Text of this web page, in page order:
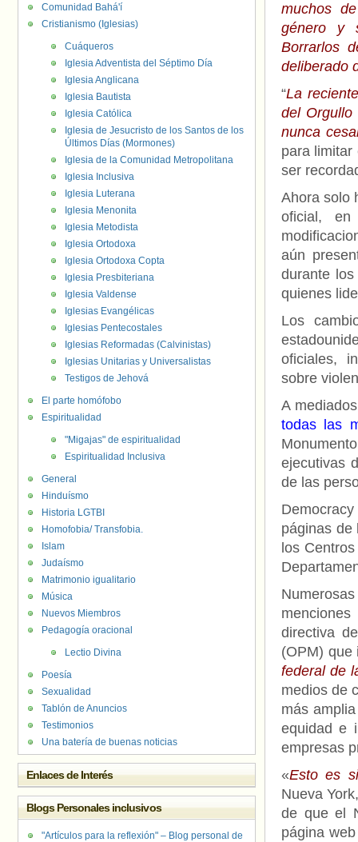
muchos
género y
Borrarlos
deliberado
“La
del Orgullo
nunca
para limitar
ser
Ahora solo
oficial,
aún
durante
quienes
Los
oficiales,
sobre
A
todas las
ejecutivas
de las
páginas de
los
directiva
(OPM) que
federal de
medios de
más
equidad e
empresas
«Esto es
Nueva
de que el
página
Comunidad Bahá'í
Cristianismo (Iglesias)
Cuáqueros
Iglesia Adventista del Séptimo Día
Iglesia Anglicana
Iglesia Bautista
Iglesia Católica
Iglesia de Jesucristo de los Santos de los
Últimos Días (Mormones)
Iglesia de la Comunidad Metropolitana
Iglesia Inclusiva
Iglesia Luterana
Iglesia Menonita
Iglesia Metodista
Iglesia Ortodoxa
Iglesia Ortodoxa Copta
Iglesia Presbiteriana
Iglesia Valdense
Iglesias Evangélicas
Iglesias Pentecostales
Iglesias Reformadas (Calvinistas)
Iglesias Unitarias y Universalistas
Testigos de Jehová
El parte homófobo
Espiritualidad
"Migajas" de espiritualidad
Espiritualidad Inclusiva
General
Hinduísmo
Historia LGTBI
Homofobia/ Transfobia.
Islam
Judaísmo
Matrimonio igualitario
Música
Nuevos Miembros
Pedagogía oracional
Lectio Divina
Poesía
Sexualidad
Tablón de Anuncios
Testimonios
Una batería de buenas noticias
Enlaces de Interés
Blogs Personales inclusivos
"Artículos para la reflexión" – Blog personal de